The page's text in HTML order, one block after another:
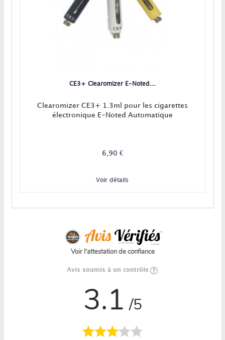
CE3+ Clearomizer E-Noted...
Clearomizer CE3+ 1.3ml pour les cigarettes
électronique E-Noted Automatique
6,90 €
Voir détails
Voir l'attestation de confiance
Avis soumis à un contrôle
3.1 /5